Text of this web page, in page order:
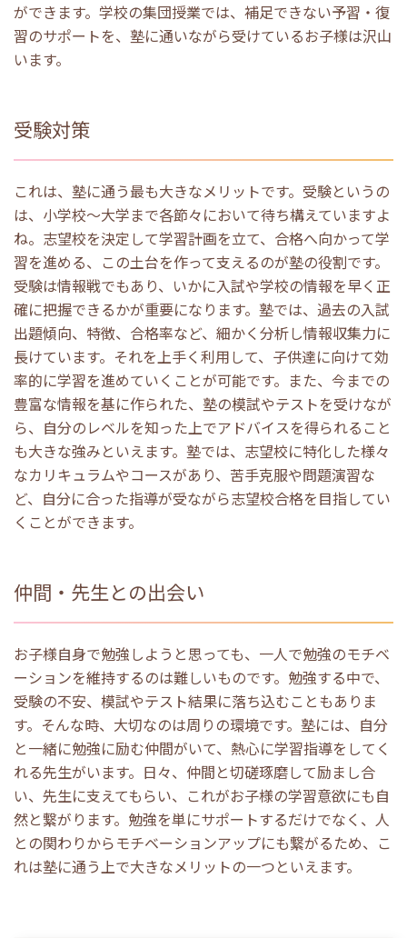
ができます。学校の集団授業では、補足できない予習・復
習のサポートを、塾に通いながら受けているお子様は沢山
います。
受験対策
これは、塾に通う最も大きなメリットです。受験というの
は、小学校～大学まで各節々において待ち構えていますよ
ね。志望校を決定して学習計画を立て、合格へ向かって学
習を進める、この土台を作って支えるのが塾の役割です。
受験は情報戦でもあり、いかに入試や学校の情報を早く正
確に把握できるかが重要になります。塾では、過去の入試
出題傾向、特徴、合格率など、細かく分析し情報収集力に
長けています。それを上手く利用して、子供達に向けて効
率的に学習を進めていくことが可能です。また、今までの
豊富な情報を基に作られた、塾の模試やテストを受けなが
ら、自分のレベルを知った上でアドバイスを得られること
も大きな強みといえます。塾では、志望校に特化した様々
なカリキュラムやコースがあり、苦手克服や問題演習な
ど、自分に合った指導が受ながら志望校合格を目指してい
くことができます。
仲間・先生との出会い
お子様自身で勉強しようと思っても、一人で勉強のモチベ
ーションを維持するのは難しいものです。勉強する中で、
受験の不安、模試やテスト結果に落ち込むこともありま
す。そんな時、大切なのは周りの環境です。塾には、自分
と一緒に勉強に励む仲間がいて、熱心に学習指導をしてく
れる先生がいます。日々、仲間と切磋琢磨して励まし合
い、先生に支えてもらい、これがお子様の学習意欲にも自
然と繋がります。勉強を単にサポートするだけでなく、人
との関わりからモチベーションアップにも繋がるため、こ
れは塾に通う上で大きなメリットの一つといえます。